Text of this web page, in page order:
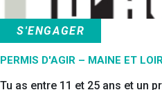
S'ENGAGER
PERMIS D'AGIR – MAINE ET
Tu as entre 11 et 25 ans et un